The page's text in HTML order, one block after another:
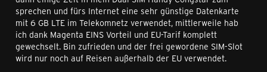
sprechen und fürs Internet eine sehr günstige Datenkarte
mit 6 GB LTE im Telekomnetz verwendet, mittlerweile hab
ich dank Magenta EINS Vorteil und EU-Tarif komplett
gewechselt. Bin zufrieden und der frei gewordene SIM-Slot
wird nur noch auf Reisen außerhalb der EU verwendet.